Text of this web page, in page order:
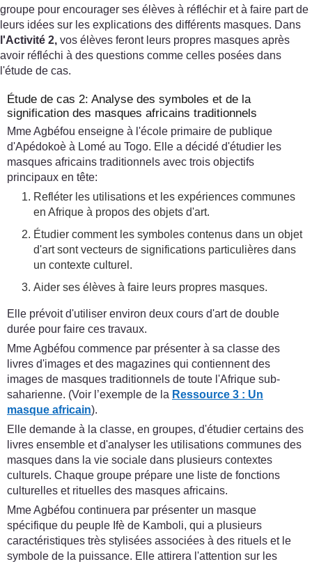
groupe pour encourager ses élèves à réfléchir et à faire part de
leurs idées sur les explications des différents masques. Dans
l'Activité 2, vos élèves feront leurs propres masques après
avoir réfléchi à des questions comme celles posées dans
l'étude de cas.
Étude de cas 2: Analyse des symboles et de la
signification des masques africains traditionnels
Mme Agbéfou enseigne à l'école primaire de publique
d'Apédokoè à Lomé au Togo. Elle a décidé d'étudier les
masques africains traditionnels avec trois objectifs
principaux en tête:
Refléter les utilisations et les expériences communes
en Afrique à propos des objets d'art.
Étudier comment les symboles contenus dans un objet
d'art sont vecteurs de significations particulières dans
un contexte culturel.
Aider ses élèves à faire leurs propres masques.
Elle prévoit d'utiliser environ deux cours d'art de double
durée pour faire ces travaux.
Mme Agbéfou commence par présenter à sa classe des
livres d'images et des magazines qui contiennent des
images de masques traditionnels de toute l'Afrique sub-
saharienne. (Voir l’exemple de la Ressource 3 : Un
masque africain).
Elle demande à la classe, en groupes, d'étudier certains des
livres ensemble et d'analyser les utilisations communes des
masques dans la vie sociale dans plusieurs contextes
culturels. Chaque groupe prépare une liste de fonctions
culturelles et rituelles des masques africains.
Mme Agbéfou continuera par présenter un masque
spécifique du peuple Ifè de Kamboli, qui a plusieurs
caractéristiques très stylisées associées à des rituels et le
symbole de la puissance. Elle attirera l'attention sur les